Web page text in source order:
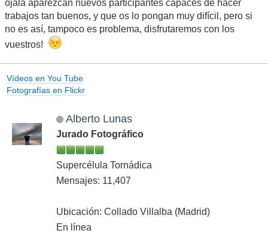
ojalá aparezcan nuevos participantes capaces de hacer
trabajos tan buenos, y que os lo pongan muy difícil, pero si
no es así, tampoco es problema, disfrutaremos con los
vuestros!
Vídeos en You Tube
Fotografías en Flickr
Alberto Lunas
Jurado Fotográfico
Supercélula Tornádica
Mensajes: 11,407
Ubicación: Collado Villalba (Madrid)
En línea